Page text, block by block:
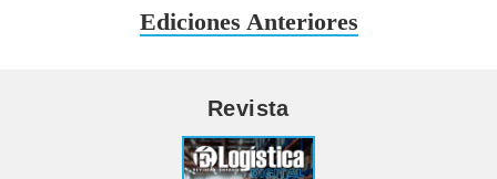
Ediciones Anteriores
Revista